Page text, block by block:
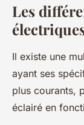
Les
Il existe une
ayant ses
plus courants,
éclairé en